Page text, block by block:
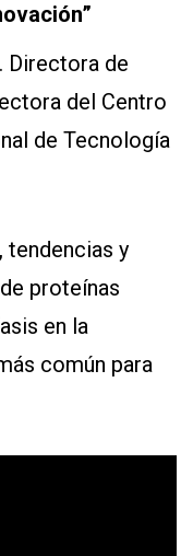
Directora de
del Centro
de Tecnología
tendencias y
proteínas
en la
común para